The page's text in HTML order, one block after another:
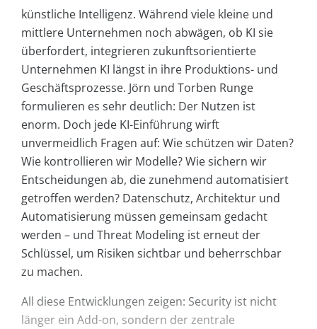
künstliche Intelligenz. Während viele kleine und
mittlere Unternehmen noch abwägen, ob KI sie
überfordert, integrieren zukunftsorientierte
Unternehmen KI längst in ihre Produktions- und
Geschäftsprozesse. Jörn und Torben Runge
formulieren es sehr deutlich: Der Nutzen ist
enorm. Doch jede KI-Einführung wirft
unvermeidlich Fragen auf: Wie schützen wir Daten?
Wie kontrollieren wir Modelle? Wie sichern wir
Entscheidungen ab, die zunehmend automatisiert
getroffen werden? Datenschutz, Architektur und
Automatisierung müssen gemeinsam gedacht
werden – und Threat Modeling ist erneut der
Schlüssel, um Risiken sichtbar und beherrschbar
zu machen.
All diese Entwicklungen zeigen: Security ist nicht
länger ein Add-on, sondern der zentrale